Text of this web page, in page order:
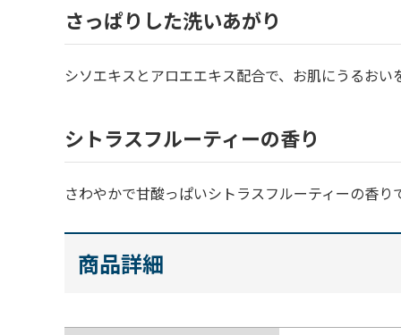
さっぱりした洗いあがり
シソエキスとアロエエキス配合で、お肌にうるお
シトラスフルーティーの香り
さわやかで甘酸っぱいシトラスフルーティーの香
商品詳細